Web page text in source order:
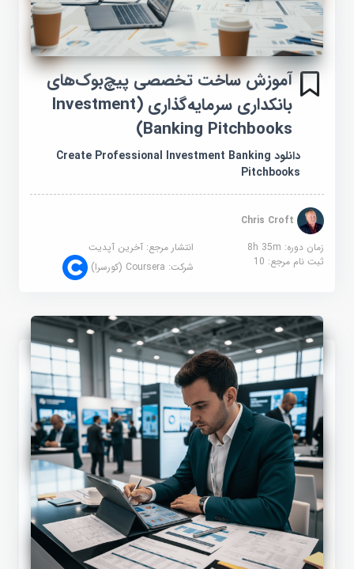
آموزش ساخت تخصصی پیچ‌بوک‌های
بانکداری سرمایه‌گذاری (Investment
Banking Pitchbooks)
دانلود Create Professional Investment Banking
Pitchbooks
Chris Croft
زمان دوره: 8h 35m
انتشار مرجع:آخرین آپدیت
ثبت نام مرجع:10 شرکت:Coursera (کورسرا)